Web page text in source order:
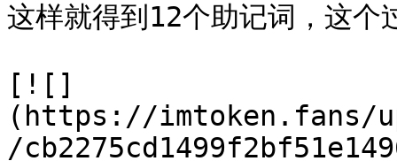
这样就得到12个助记词，这个
[![]
(https://imtoken.fans/
/